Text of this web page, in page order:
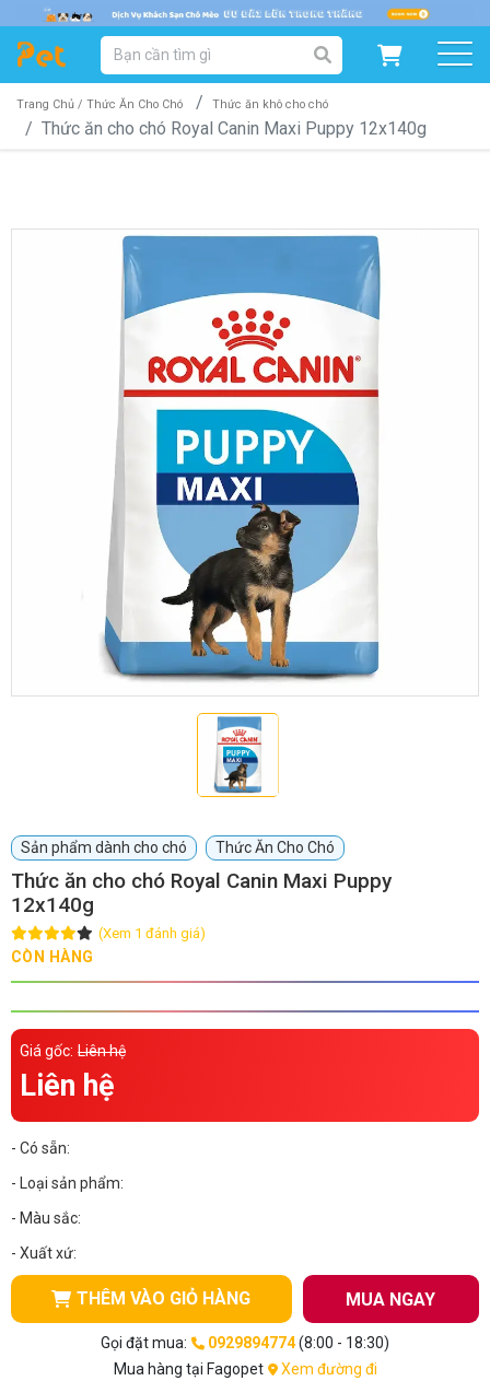
DANH MỤC SẢN PHẨM
SẢN PHẨM DÀNH CHO MÈO SẢN PHẨM DÀNH CHO CHÓ
Khách sạn chó mèo
Dịch vụ mua bán chó
mèo
Dịch vụ phối giống chó
mèo
TIN TỨC
Thông tin về khách sạn,
CHÍNH SÁCH
Chính sách bảo hành
Trang Chủ / Thức Ăn Cho Chó Thức ăn khô cho chó
Thức ăn cho chó Royal Canin Maxi Puppy 12x140g
Sản phẩm dành cho chó Thức Ăn Cho Chó
Thức ăn cho chó Royal Canin Maxi Puppy
12x140g
(Xem 1 đánh giá)
CÒN HÀNG
Giá gốc: Liên hệ
Liên hệ
- Có sẵn:
- Loại sản phẩm:
- Màu sắc:
- Xuất xứ:
THÊM VÀO GIỎ HÀNG MUA NGAY
Gọi đặt mua: 0929894774(8:00 - 18:30)
Mua hàng tại Fagopet
Xem đường đi